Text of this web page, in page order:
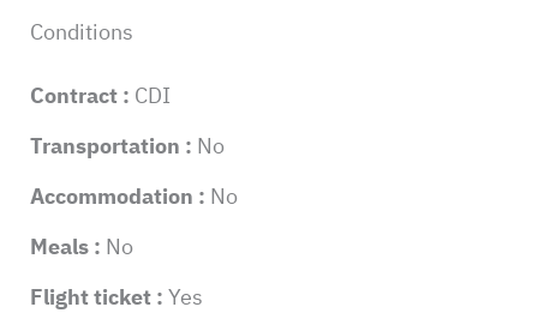
Conditions
Contract : CDI
Transportation : No
Accommodation : No
Meals : No
Flight ticket :Yes